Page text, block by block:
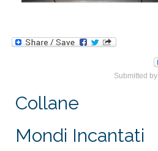
Submitted by
Collane
Mondi Incantati